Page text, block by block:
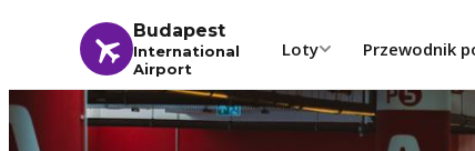
Budapest
International
Airport
Loty Przewodnik